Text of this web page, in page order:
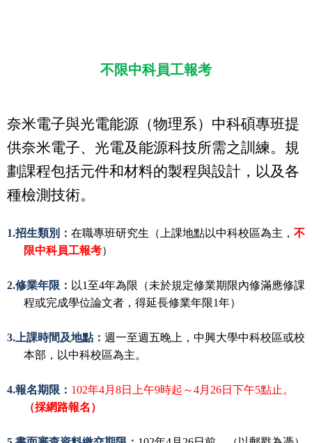
不限中科員工報考
奈米電子與光電能源（物理系）中科碩專班提
供奈米電子、光電及能源科技所需之訓練。規
劃課程包括元件和材料的製程與設計，以及各
種檢測技術。
1.招生類別： 在職專班研究生（上課地點以中科校區為主， 不
限中科員工報考）
2.修業年限： 以1至4年為限（未於規定修業期限內修滿應修課
程或完成學位論文者，得延長修業年限1年）
3.上課時間及地點： 週一至週五晚上，中興大學中科校區或校
本部，以中科校區為主。
4.報名期限： 102年4月 8日上午9時起～4月 26日下午5點止。
（採網路報名）